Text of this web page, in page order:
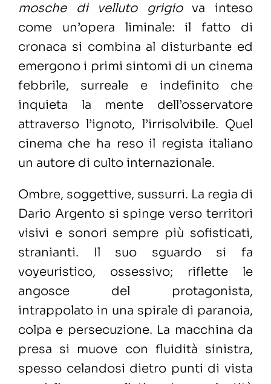
mosche di velluto grigiova inteso
come un’opera liminale: il fatto di
cronaca si combina al disturbante ed
emergono i primi sintomi di un cinema
febbrile, surreale e indefinito che
inquieta la mente dell’osservatore
attraverso l’ignoto, l’irrisolvibile. Quel
cinema che ha reso il regista italiano
un autore di culto internazionale.
Ombre, soggettive, sussurri. La regia di
Dario Argento si spinge verso territori
visivi e sonori sempre più sofisticati,
stranianti. Il suo sguardo si fa
voyeuristico, ossessivo; riflette le
angosce del protagonista,
intrappolato in una spirale di paranoia,
colpa e persecuzione. La macchina da
presa si muove con fluidità sinistra,
spesso celandosi dietro punti di vista